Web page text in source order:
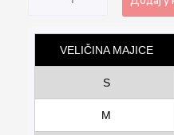
Alternative:
VELIČINA MAJICE
S
M